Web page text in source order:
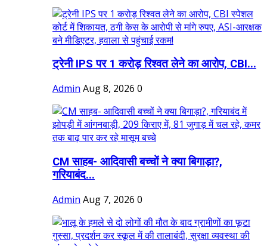
ट्रेनी IPS पर 1 करोड़ रिश्वत लेने का आरोप, CBI...
Admin Aug 8, 2026 0
CM साहब- आदिवासी बच्चों ने क्या बिगाड़ा?,
गरियाबंद...
Admin Aug 7, 2026 0